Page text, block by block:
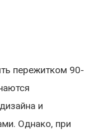
пережитком 90-
и
Однако, при